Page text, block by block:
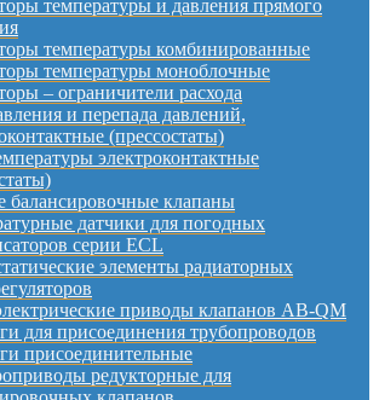
температуры и давления прямого
температуры комбинированные
температуры моноблочные
– ограничители расхода
и перепада давлений,
(прессостаты)
электроконтактные
балансировочные клапаны
датчики для погодных
серии ECL
элементы радиаторных
приводы клапанов AB-QM
для присоединения трубопроводов
присоединительные
редукторные для